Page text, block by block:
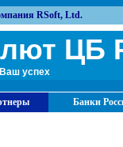
RSoft, Ltd.
ЦБ
успех
Банки